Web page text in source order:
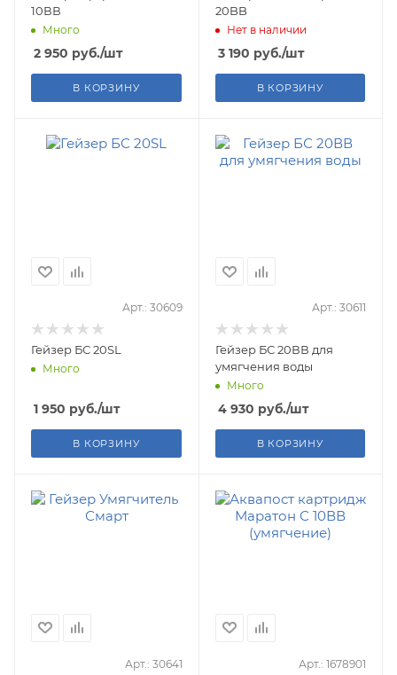
10ВВ
Много
2 950 руб./шт
В КОРЗИНУ
20BB
Нет в наличии
3 190 руб./шт
В КОРЗИНУ
Арт.: 30609
Гейзер БС 20SL
Много
1 950 руб./шт
В КОРЗИНУ
Арт.: 30611
Гейзер БС 20ВВ для
умягчения воды
Много
4 930 руб./шт
В КОРЗИНУ
Арт.: 30641 Арт.: 1678901